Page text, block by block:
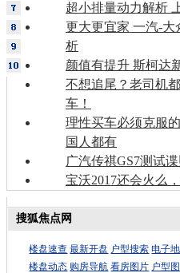
超小排量动力解析
更大更宜家 一汽-
析
颜值有提升 斯柯达
不想追尾？老司机
车！
理性买车必须克服
国人都有
广汽传祺GS7测试
宝沃2017还会火么
搜狐焦点网
楼盘速查 最新开盘 户型搜索 电子
楼盘动态 购房导航 看房图片 户型